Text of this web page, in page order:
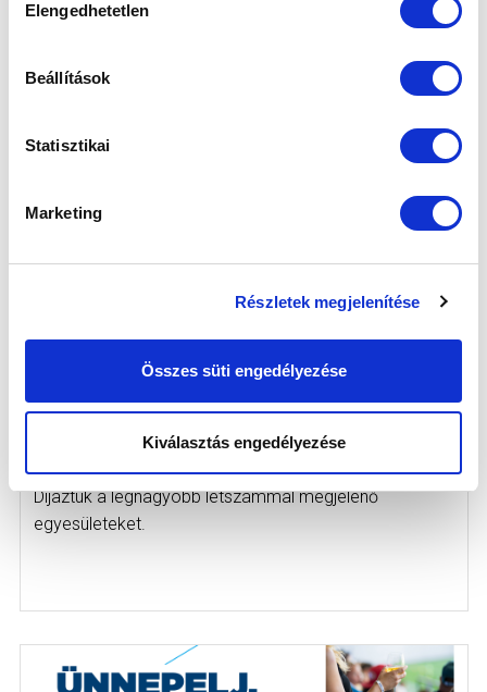
kiválasztása
Elengedhetetlen
Beállítások
Statisztikai
Marketing
Részletek megjelenítése
Összes süti engedélyezése
Kiválasztás engedélyezése
CÍMKÉK: Új Hidegkuti Nándor Stadion Orbán Viktor
KAPCSOLÓDÓ CIKKEK
JÁTÉKOS LÁTOGATOTT KI A HAZAI
BAJNOKIKRA
2025-06-27
Díjaztuk a legnagyobb létszámmal megjelenő
egyesületeket.